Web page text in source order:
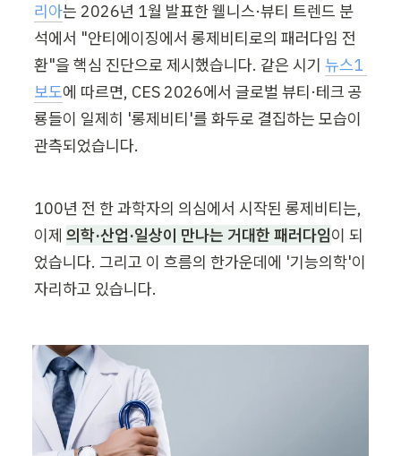
리아는 2026년 1월 발표한 웰니스·뷰티 트렌드 분
석에서 "안티에이징에서 롱제비티로의 패러다임 전
환"을 핵심 진단으로 제시했습니다. 같은 시기 뉴스1
보도에 따르면, CES 2026에서 글로벌 뷰티·테크 공
룡들이 일제히 '롱제비티'를 화두로 결집하는 모습이
관측되었습니다.
100년 전 한 과학자의 의심에서 시작된 롱제비티는,
이제 의학·산업·일상이 만나는 거대한 패러다임이 되
었습니다. 그리고 이 흐름의 한가운데에 '기능의학'이
자리하고 있습니다.